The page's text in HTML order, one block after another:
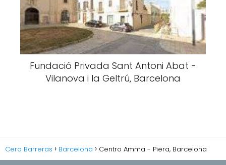
Fundació Privada Sant Antoni Abat -
Vilanova i la Geltrú, Barcelona
Cero Barreras Barcelona Centro Amma - Piera, Barcelona